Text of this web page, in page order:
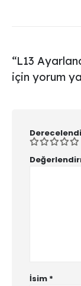
“L13
için yorum
İsim *